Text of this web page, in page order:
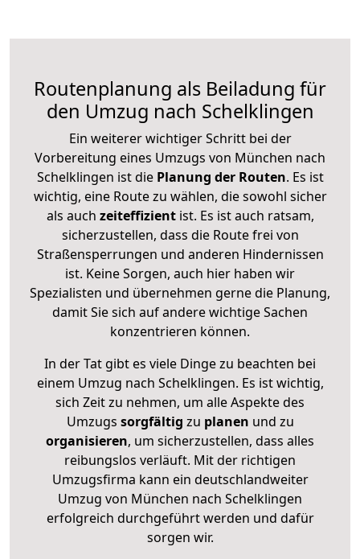
Routenplanung als Beiladung für
den Umzug nach Schelklingen
Ein weiterer wichtiger Schritt bei der
Vorbereitung eines Umzugs von München nach
Schelklingen ist diePlanung der Routen. Es ist
wichtig, eine Route zu wählen, die sowohl sicher
als auch zeiteffizientist. Es ist auch ratsam,
sicherzustellen, dass die Route frei von
Straßensperrungen und anderen Hindernissen
ist. Keine Sorgen, auch hier haben wir
Spezialisten und übernehmen gerne die Planung,
damit Sie sich auf andere wichtige Sachen
konzentrieren können.
In der Tat gibt es viele Dinge zu beachten bei
einem Umzug nach Schelklingen. Es ist wichtig,
sich Zeit zu nehmen, um alle Aspekte des
Umzugs sorgfältig zu planen und zu
organisieren, um sicherzustellen, dass alles
reibungslos verläuft. Mit der richtigen
Umzugsfirma kann ein deutschlandweiter
Umzug von München nach Schelklingen
erfolgreich durchgeführt werden und dafür
sorgen wir.